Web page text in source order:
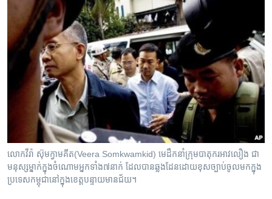
ព័ត៌មាន​​
ម្តង
សម្ព័ន្ធ​
និង​
ហេឡូវីអូអេ
កម្ពុជាច្នៃប្រតិដ្ឋ
ព្រឹត្តិការណ៍ព័ត៌មាន
ទូរទស្សន៍ / វីដេអូ​
វិទ្យុ / ផតខាសថ៍
កម្មវិធីទាំងអស់
Khmer English
បណ្តាញ​សង្គម
លោក​វីរ៉ា ស៊ុមក្វាមគីត(Veera Somkwamkid) ​មេដឹកនាំ​ក្រុម​បាតុករ​អាវលឿង​ ជា​
មនុស្ស​ម្នាក់​ក្នុង​ចំណោម​អ្នក​ទាំង​៧​នាក់​ ដែល​បាន​​ឆ្លងដែន​​ដោយ​ខុសច្បាប់​ចូល​មកក្នុង​
ប្រទេស​កម្ពុជា​នៅក្នុង​ខេត្ត​បន្ទាយ​មានជ័យ។